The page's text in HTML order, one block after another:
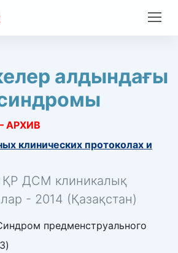
алдындағы
АРХИВ
клинических протоколах и
ҚР ДСМ клиникалық
- 2014 (Қазақстан)
предменструального